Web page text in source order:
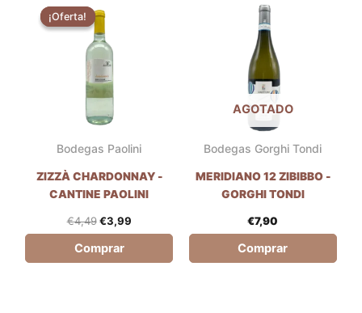
¡Oferta!
Bodegas Paolini
¡Oferta!
ZIZZÀ CHARDONNAY -
CANTINE PAOLINI
€4,49
precio
era:
€4,49.
€3,99
Comprar
AGOTADO
Bodegas Gorghi Tondi
MERIDIANO 12 ZIBIBBO -
GORGHI TONDI
€7,90
Comprar